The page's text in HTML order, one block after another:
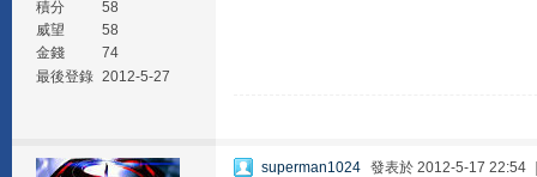
積分
58
威望
58
金錢
74
最後登錄 2012-5-27
superman1024 發表於 2012-5-17 22:54